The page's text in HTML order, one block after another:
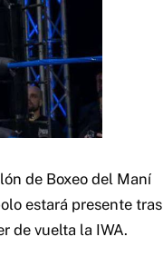
de Boxeo del Maní
estará presente tras
de vuelta la IWA.